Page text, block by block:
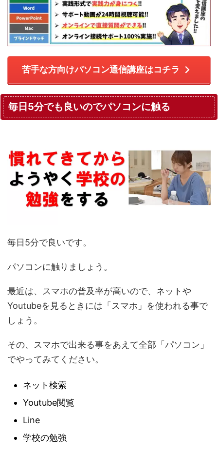
苦手な方向けパソコン通信講座はコチラ
毎日5分でも良いのでパソコンに触る
毎日5分で良いです。
パソコンに触りましょう。
最近は、スマホの普及率が高いので、ネットや
Youtubeを見るときには「スマホ」を使われる事で
しょう。
その、スマホで出来る事をあえて全部「パソコン」
でやってみてください。
ネット検索
Youtube閲覧
Line
学校の勉強